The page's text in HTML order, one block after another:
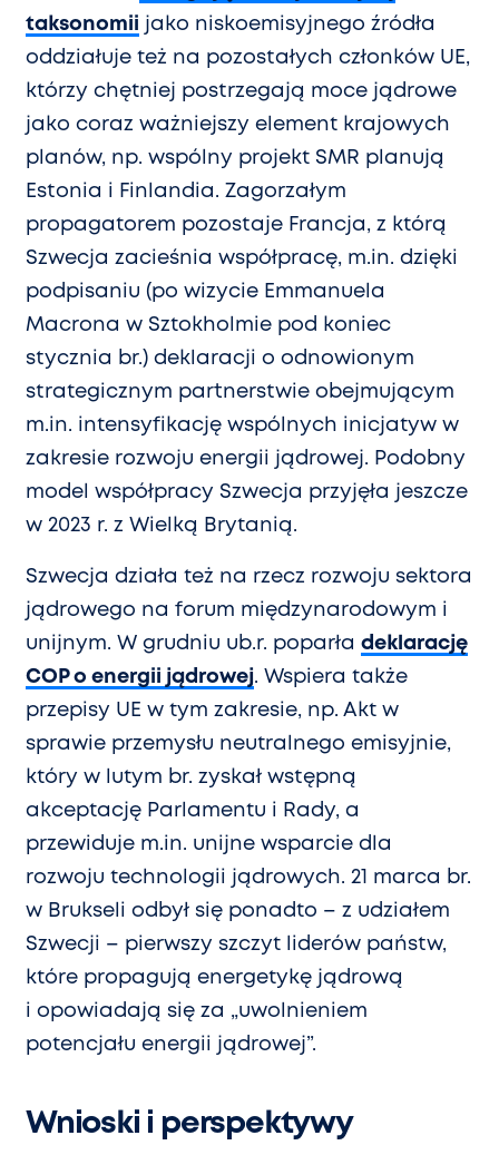
taksonomii jako niskoemisyjnego źródła
oddziałuje też na pozostałych członków UE,
którzy chętniej postrzegają moce jądrowe
jako coraz ważniejszy element krajowych
planów, np. wspólny projekt SMR planują
Estonia i Finlandia. Zagorzałym
propagatorem pozostaje Francja, z którą
Szwecja zacieśnia współpracę, m.in. dzięki
podpisaniu (po wizycie Emmanuela
Macrona w Sztokholmie pod koniec
stycznia br.) deklaracji o odnowionym
strategicznym partnerstwie obejmującym
m.in. intensyfikację wspólnych inicjatyw w
zakresie rozwoju energii jądrowej. Podobny
model współpracy Szwecja przyjęła jeszcze
w 2023 r. z Wielką Brytanią.
Szwecja działa też na rzecz rozwoju sektora
jądrowego na forum międzynarodowym i
unijnym. W grudniu ub.r. poparła deklarację
COP o energii jądrowej. Wspiera także
przepisy UE w tym zakresie, np. Akt w
sprawie przemysłu neutralnego emisyjnie,
który w lutym br. zyskał wstępną
akceptację Parlamentu i Rady, a
przewiduje m.in. unijne wsparcie dla
rozwoju technologii jądrowych. 21 marca br.
w Brukseli odbył się ponadto – z udziałem
Szwecji – pierwszy szczyt liderów państw,
które propagują energetykę jądrową
i opowiadają się za „uwolnieniem
potencjału energii jądrowej”.
Wnioski i perspektywy